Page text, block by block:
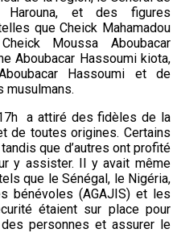
Harouna, et des figures
que Cheick Mahamadou
Moussa Aboubacar
Aboubacar Hassoumi kiota,
Hassoumi et de
musulmans.
a attiré des fidèles de la
de toutes origines. Certains
que d’autres ont profité
y assister. Il y avait même
que le Sénégal, le Nigéria,
bénévoles (AGAJIS) et les
étaient sur place pour
personnes et assurer le